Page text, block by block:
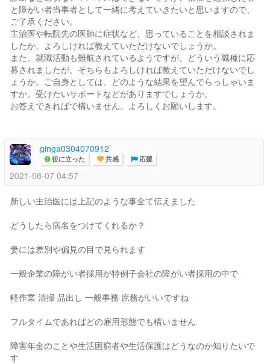
と障がい者当事者として一緒に考えていきたいと思いますので、
ご了承ください。
主治医や転院先の医師に症状など、思っていることを相談されま
したか。よろしければ教えていただけないでしょうか。
また、就職活動も難航されているようですが、どういう職種に応
募されましたが、そちらもよろしければ教えていただけないでし
ょうか。ご自身としては、どのような結果を望んでらっしゃいま
すか。受けたいサポートなどがありますでしょうか。
お答えできればで構いません。よろしくお願いします。
ginga0304070912
役に立った 共感 応援
2021-06-07 04:57
新しい主治医には上記のような事全て伝えました
どうしたら病名をつけてくれるか？
妻には差別や偏見の目で見られます
一般企業の障がい者採用が特例子会社の障がい者採用の中で
軽作業 清掃 品出し 一般事務 庶務がいいですね
フルタイムであればどの雇用形態でも構いません
障害年金のことや生活困窮者や生活保護はどうなのか知りたいで
す